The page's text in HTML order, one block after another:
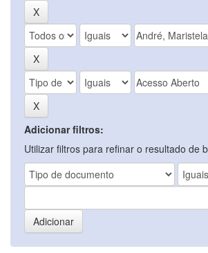
Adicionar filtros:
Utilizar filtros para refinar o resultado de